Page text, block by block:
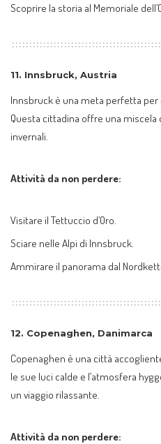
Scoprire la storia al Memoriale
11. Innsbruck, Austria
Innsbruck è una meta perfetta per
Questa cittadina offre una
invernali.
Attività da non perdere:
Visitare il Tettuccio d’Oro.
Sciare nelle Alpi di Innsbruck.
Ammirare il panorama dal
12. Copenaghen, Danimarca
Copenaghen è una città
le sue luci calde e l’atmosfera
un viaggio rilassante.
Attività da non perdere: